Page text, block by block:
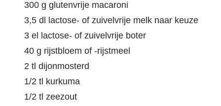
300 g glutenvrije macaroni
3,5 dl lactose- of zuivelvrije melk naar keuze
3 el lactose- of zuivelvrije boter
40 g rijstbloem of -rijstmeel
2 tl dijonmosterd
1/2 tl kurkuma
1/2 tl zeezout